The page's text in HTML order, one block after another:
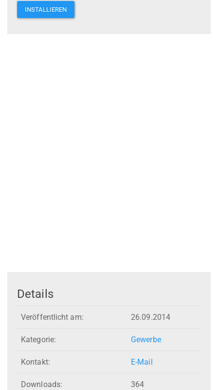
INSTALLIEREN
Details
Veröffentlicht am: 26.09.2014
Kategorie: Gewerbe
Kontakt: E-Mail
Downloads: 364